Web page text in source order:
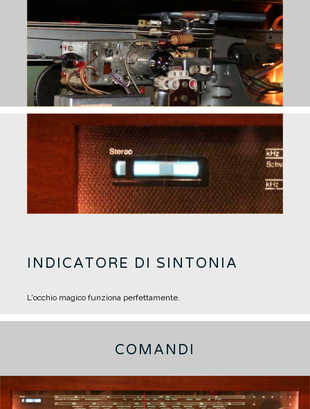
INDICATORE DI SINTONIA
L'occhio magico funziona perfettamente.
COMANDI